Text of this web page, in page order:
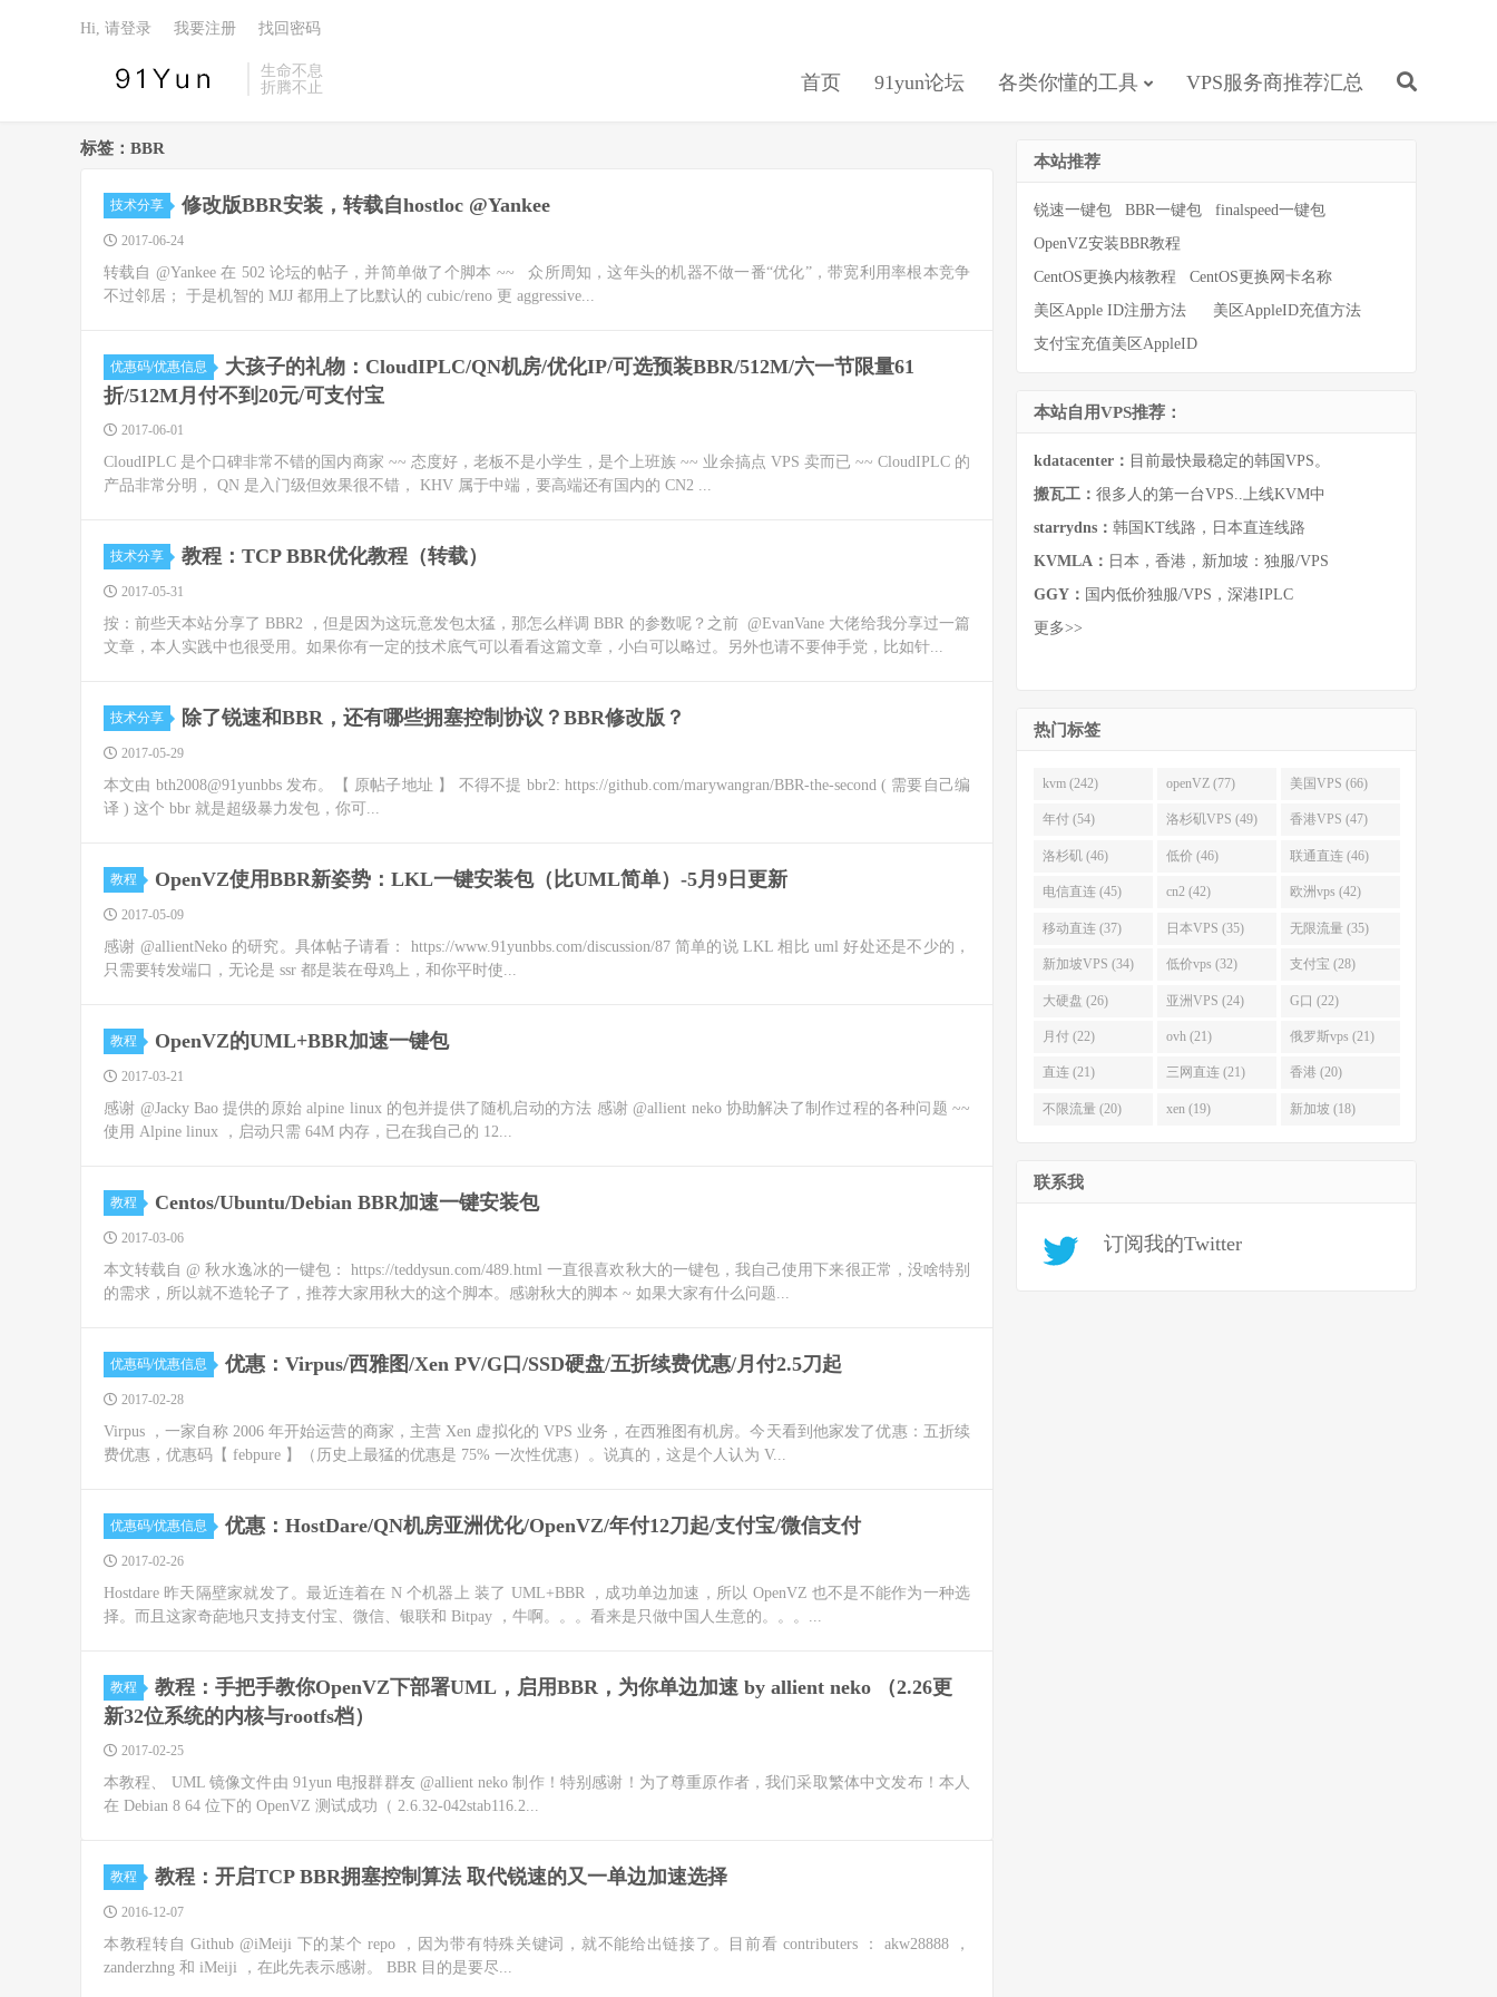
生命不息
折腾不止
首页 91yun论坛 各类你懂的工具 VPS服务商推荐汇总
Hi, 请登录 我要注册 找回密码
标签：BBR
技术分享 修改版BBR安装，转载自hostloc @Yankee
2017-06-24
转载自 @Yankee 在 502 论坛的帖子，并简单做了个脚本 ~~ 众所周知，这年头的机器不做一番“优化”，带宽利用率根本竞争
不过邻居； 于是机智的 MJJ 都用上了比默认的 cubic/reno 更 aggressive...
优惠码/优惠信息
大孩子的礼物：CloudIPLC/QN机房/优化IP/可选预装BBR/512M/六一节限量61
折/512M月付不到20元/可支付宝
2017-06-01
CloudIPLC 是个口碑非常不错的国内商家 ~~ 态度好，老板不是小学生，是个上班族 ~~ 业余搞点 VPS 卖而已 ~~ CloudIPLC 的
产品非常分明， QN 是入门级但效果很不错， KHV 属于中端，要高端还有国内的 CN2 ...
技术分享 教程：TCP BBR优化教程（转载）
2017-05-31
按：前些天本站分享了 BBR2 ，但是因为这玩意发包太猛，那怎么样调 BBR 的参数呢？之前 @EvanVane 大佬给我分享过一篇
文章，本人实践中也很受用。如果你有一定的技术底气可以看看这篇文章，小白可以略过。另外也请不要伸手党，比如针...
技术分享 除了锐速和BBR，还有哪些拥塞控制协议？BBR修改版？
2017-05-29
本文由 bth2008@91yunbbs 发布。【 原帖子地址 】 不得不提 bbr2: https://github.com/marywangran/BBR-the-second ( 需要自己编
译 ) 这个 bbr 就是超级暴力发包，你可...
教程 OpenVZ使用BBR新姿势：LKL一键安装包（比UML简单）-5月9日更新
2017-05-09
感谢 @allientNeko 的研究。具体帖子请看： https://www.91yunbbs.com/discussion/87 简单的说 LKL 相比 uml 好处还是不少的，
只需要转发端口，无论是 ssr 都是装在母鸡上，和你平时使...
教程 OpenVZ的UML+BBR加速一键包
2017-03-21
感谢 @Jacky Bao 提供的原始 alpine linux 的包并提供了随机启动的方法 感谢 @allient neko 协助解决了制作过程的各种问题 ~~
使用 Alpine linux ，启动只需 64M 内存，已在我自己的 12...
教程 Centos/Ubuntu/Debian BBR加速一键安装包
2017-03-06
本文转载自 @ 秋水逸冰的一键包： https://teddysun.com/489.html 一直很喜欢秋大的一键包，我自己使用下来很正常，没啥特别
的需求，所以就不造轮子了，推荐大家用秋大的这个脚本。感谢秋大的脚本 ~ 如果大家有什么问题...
优惠码/优惠信息 优惠：Virpus/西雅图/Xen PV/G口/SSD硬盘/五折续费优惠/月付2.5刀起
2017-02-28
Virpus ，一家自称 2006 年开始运营的商家，主营 Xen 虚拟化的 VPS 业务，在西雅图有机房。今天看到他家发了优惠：五折续
费优惠，优惠码【 febpure 】（历史上最猛的优惠是 75% 一次性优惠）。说真的，这是个人认为 V...
优惠码/优惠信息 优惠：HostDare/QN机房亚洲优化/OpenVZ/年付12刀起/支付宝/微信支付
2017-02-26
Hostdare 昨天隔壁家就发了。最近连着在 N 个机器上 装了 UML+BBR ，成功单边加速，所以 OpenVZ 也不是不能作为一种选
择。而且这家奇葩地只支持支付宝、微信、银联和 Bitpay ，牛啊。。。看来是只做中国人生意的。。。...
教程
教程：手把手教你OpenVZ下部署UML，启用BBR，为你单边加速 by allient neko （2.26更
新32位系统的内核与rootfs档）
2017-02-25
本教程、 UML 镜像文件由 91yun 电报群群友 @allient neko 制作！特别感谢！为了尊重原作者，我们采取繁体中文发布！本人
在 Debian 8 64 位下的 OpenVZ 测试成功（ 2.6.32-042stab116.2...
教程 教程：开启TCP BBR拥塞控制算法 取代锐速的又一单边加速选择
2016-12-07
本教程转自 Github @iMeiji 下的某个 repo ，因为带有特殊关键词，就不能给出链接了。目前看 contributers ： akw28888 ，
zanderzhng 和 iMeiji ，在此先表示感谢。 BBR 目的是要尽...
本站推荐
锐速一键包 BBR一键包
finalspeed一键包
OpenVZ安装BBR教程
CentOS更换内核教程
CentOS更换网卡名称
美区Apple ID注册方法
美区AppleID充值方法
支付宝充值美区AppleID
本站自用VPS推荐：
kdatacenter： 目前最快最稳定的韩国VPS。
搬瓦工： 很多人的第一台VPS..上线KVM中
starrydns： 韩国KT线路，日本直连线路
KVMLA： 日本，香港，新加坡：独服/VPS
GGY： 国内低价独服/VPS，深港IPLC
更多>>
热门标签
kvm (242) openVZ (77) 美国VPS (66)
年付 (54) 洛杉矶VPS (49) 香港VPS (47)
洛杉矶 (46) 低价 (46) 联通直连 (46)
电信直连 (45) cn2 (42) 欧洲vps (42)
移动直连 (37) 日本VPS (35) 无限流量 (35)
新加坡VPS (34) 低价vps (32) 支付宝 (28)
大硬盘 (26) 亚洲VPS (24) G口 (22)
月付 (22) ovh (21) 俄罗斯vps (21)
直连 (21) 三网直连 (21) 香港 (20)
不限流量 (20) xen (19) 新加坡 (18)
联系我
订阅我的Twitter